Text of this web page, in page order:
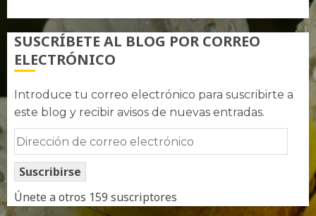
SUSCRÍBETE AL BLOG POR CORREO
ELECTRÓNICO
Introduce tu correo electrónico para suscribirte a
este blog y recibir avisos de nuevas entradas.
Dirección
de
correo
electrónico
Suscribirse
Únete a otros 159 suscriptores